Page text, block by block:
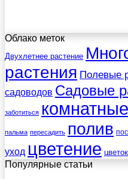
Облако меток
Двухлетнее растение
растения Полевые
садоводов Садовые
заботиться
пальма пересадить полив
уход цветение цветок
Популярные статьи